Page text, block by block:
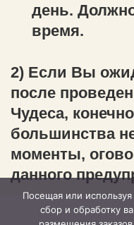
день.
время.
2) Если Вы
после
Чудеса,
большинства
моменты,
данного
Посещая или
сбор и обработку